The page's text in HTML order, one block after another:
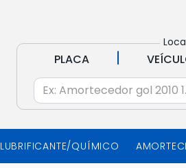
PLACA |
LUBRIFICANTE/QUÍMICO